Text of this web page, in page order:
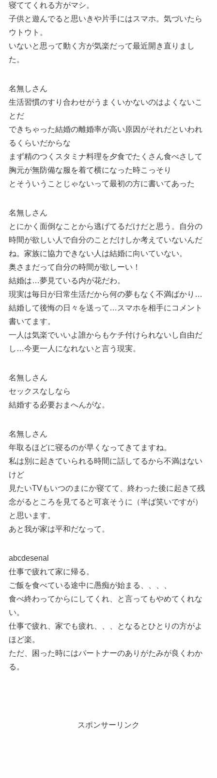
寝ててくれる方がマシ。
子供と遊んでると思いきや片手にはスマホ。気づいたら
ウトウト。
いないと思って動く方が気楽だって最近開き直りまし
た。
名無しさん
生活習慣のすり合わせがうまくいかないのはよくないこ
とだ
できちゃった結婚の離婚率が高い原因がそれだといわれ
るくらいだからな
まず精のつくスタミナ料理を夕食でたくさん食べさして
胸元が無防備な服を着て横になった時こっそり
とそういうことじゃないって最初の方に書いてあった
名無しさん
とにかく面倒なことから逃げてるだけだと思う。自分の
時間が欲しい人で自分のことだけしか考えていないんだ
ね。家族に協力できない人は結婚に向いていない。
奥さまだって自分の時間が欲しーい！
結婚は…夢見ている内が花だわ。
現実は毎日が日常生活だから何の夢もなく不満ばかり…
結婚して後悔の日々を送って…スマホを相手にコメント
書いてます。
一人は気楽でいいよ誰からもケチ付けられないし自由だ
し…今更一人になれないと言う現実。
名無しさん
セックスなしなら
結婚する必要おまへんがな。
名無しさん
年取るほどに寝るのが早くなってきてますね。
私は別に起きていられる時間に話してるから不満はない
けど
見たいTVもいつのまにか寝てて、終わった後に起きて残
念がるところを見てると可哀そうに（半ば笑いですが）
と思います。
あと我が家は平和だなって。
abcdesenal
仕事で疲れて家に帰る。
ご飯を食べている途中に愚痴が始まる、、、、
食べ終わってからにしてくれ、と言ってもやめてくれな
い。
仕事で疲れ、家でも疲れ、、、となるとひとりの方がよ
ほど楽。
ただ、困った時にはパートナーのありがたみが良くわか
る。
スポンサーリンク